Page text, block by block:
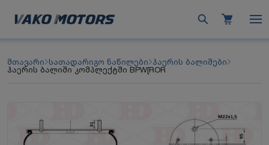
მთავარი სათადარიგო ნაწილები ჰაერის ბალიშები
ჰაერის ბალიში კომპლექტში BPW[ROR